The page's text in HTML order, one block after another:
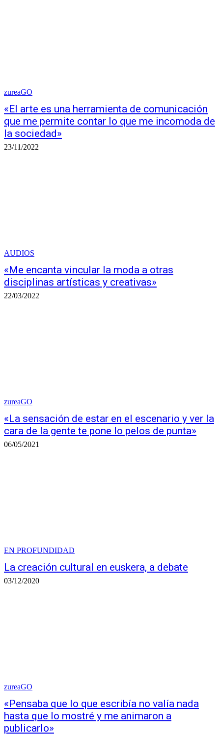
zureaGO
«El arte es una herramienta de comunicación
que me permite contar lo que me incomoda de
la sociedad»
23/11/2022
AUDIOS
«Me encanta vincular la moda a otras
disciplinas artísticas y creativas»
22/03/2022
zureaGO
«La sensación de estar en el escenario y ver la
cara de la gente te pone lo pelos de punta»
06/05/2021
EN PROFUNDIDAD
La creación cultural en euskera, a debate
03/12/2020
zureaGO
«Pensaba que lo que escribía no valía nada
hasta que lo mostré y me animaron a
publicarlo»